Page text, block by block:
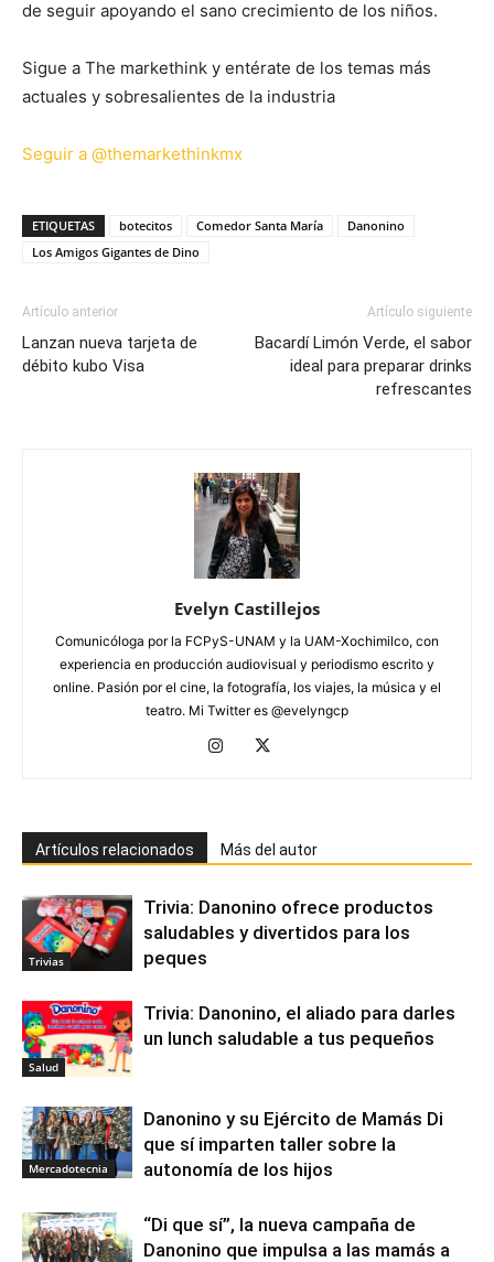
de seguir apoyando el sano crecimiento de los niños.
Sigue a The markethink y entérate de los temas más
actuales y sobresalientes de la industria
Seguir a @themarkethinkmx
ETIQUETAS botecitos Comedor Santa María
Danonino
Los Amigos Gigantes de Dino
Artículo anterior
Lanzan nueva tarjeta de
débito kubo Visa
Artículo siguiente
Bacardí Limón Verde, el sabor
ideal para preparar drinks
refrescantes
Evelyn Castillejos
Comunicóloga por la FCPyS-UNAM y la UAM-Xochimilco, con
experiencia en producción audiovisual y periodismo escrito y
online. Pasión por el cine, la fotografía, los viajes, la música y el
teatro. Mi Twitter es @evelyngcp
Artículos relacionados Más del autor
Trivias
Trivia: Danonino ofrece productos
saludables y divertidos para los
peques
Salud
Trivia: Danonino, el aliado para darles
un lunch saludable a tus pequeños
Mercadotecnia
Danonino y su Ejército de Mamás Di
que sí imparten taller sobre la
autonomía de los hijos
“Di que sí”, la nueva campaña de
Danonino que impulsa a las mamás a